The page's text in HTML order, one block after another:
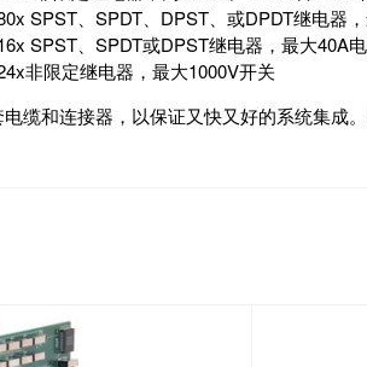
SPST、SPDT、DPST、或DPDT继电器
SPST、SPDT或DPST继电器，最大40A
非限定继电器，最大1000V开关
缆和连接器，以保证又快又好的系统集成